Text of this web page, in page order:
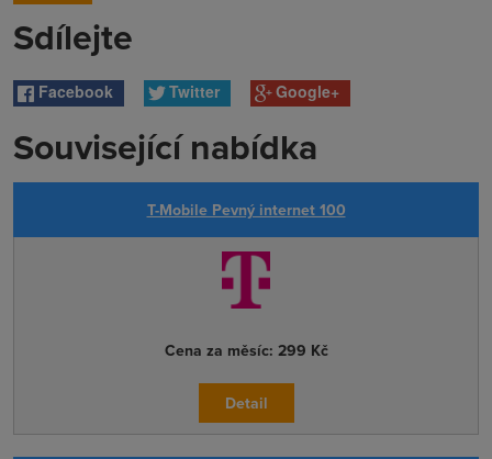
Sdílejte
Facebook Twitter Google+
Související nabídka
T-Mobile Pevný internet 100
Cena za měsíc: 299 Kč
Detail